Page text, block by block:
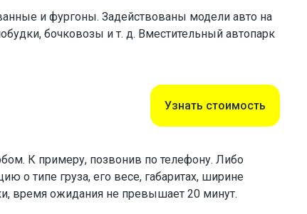
и фургоны. Задействованы модели авто на
бочковозы и т. д. Вместительный автопарк
Узнать стоимость
К примеру, позвонив по телефону. Либо
о типе груза, его весе, габаритах, ширине
время ожидания не превышает 20 минут.